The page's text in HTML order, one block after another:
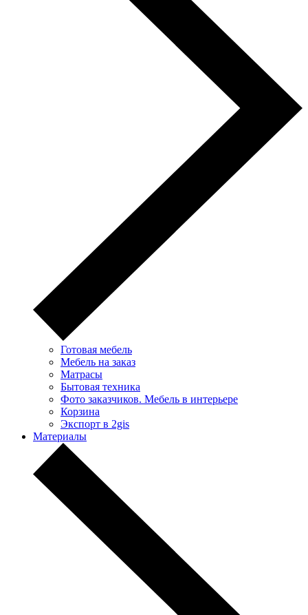
Готовая мебель
Мебель на заказ
Матрасы
Бытовая техника
Фото заказчиков. Мебель в интерьере
Корзина
Экспорт в 2gis
Материалы